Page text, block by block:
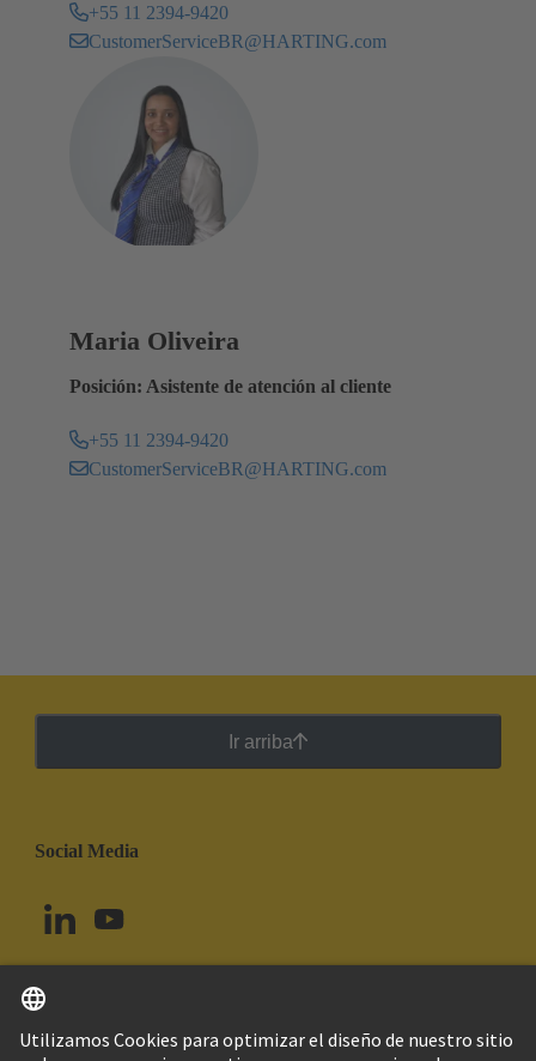
+55 11 2394-9420
CustomerServiceBR@HARTING.com
Maria Oliveira
Posición: Asistente de atención al cliente
+55 11 2394-9420
CustomerServiceBR@HARTING.com
Ir arriba
Social Media
Brasil Español